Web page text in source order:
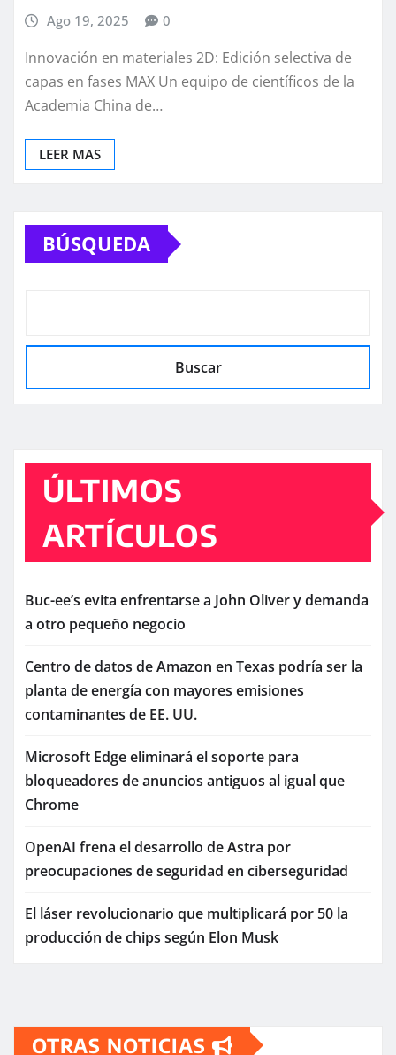
Ago 19, 2025 0
Innovación en materiales 2D: Edición selectiva de
capas en fases MAX Un equipo de científicos de la
Academia China de…
LEER MAS
BÚSQUEDA
Buscar
ÚLTIMOS
ARTÍCULOS
Buc-ee’s evita enfrentarse a John Oliver y demanda
a otro pequeño negocio
Centro de datos de Amazon en Texas podría ser la
planta de energía con mayores emisiones
contaminantes de EE. UU.
Microsoft Edge eliminará el soporte para
bloqueadores de anuncios antiguos al igual que
Chrome
OpenAI frena el desarrollo de Astra por
preocupaciones de seguridad en ciberseguridad
El láser revolucionario que multiplicará por 50 la
producción de chips según Elon Musk
OTRAS NOTICIAS